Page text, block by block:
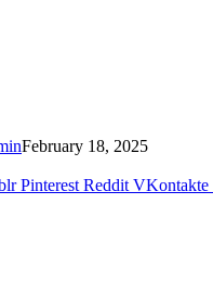
February 18, 2025
Pinterest Reddit VKontakte